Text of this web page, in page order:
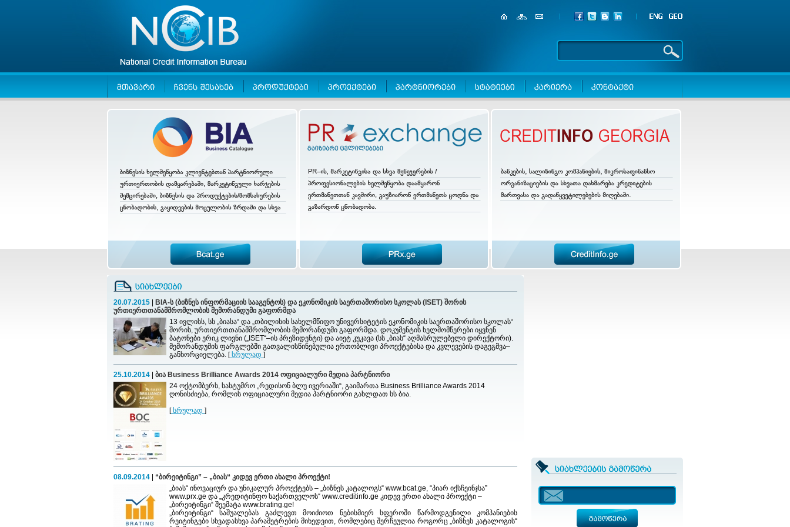
20.07.2015
BIA-ს (ბიზნეს ინფორმაციის სააგენტოს) და ეკონომიკის საერთაშორისო სკოლას (ISET) შორის
ურთიერთთანამშრომლობის მემორანდუმი გაფორმდა
13 ივლისს, სს „ბიასა“ და „თბილისის სახელმწიფო უნივერსიტეტის ეკონომიკის საერთაშორისო სკოლას“
შორის, ურთიერთთანამშრომლობის მემორანდუმი გაფორმდა. დოკუმენტის ხელმომწერები იყვნენ
ბატონები ერიკ ლივნი („ISET“–ის პრეზიდენტი) და აიეტ კუკავა (სს „ბიას“ აღმასრულებელი დირექტორი).
მემორანდუმის ფარგლებში გათვალისწინებულია ერთობლივი პროექტებისა და კვლევების დაგეგმვა–
განხორციელება. [სრულად ]
25.10.2014
ბია Business Brilliance Awards 2014 ოფიციალური მედია პარტნიორი
24 ოქტომბერს, სასტუმრო „რედისონ ბლუ ივერიაში“, გაიმართა Business Brilliance Awards 2014
ღონისძიება, რომლის ოფიციალური მედია პარტნიორი გახლდათ სს ბია.
[სრულად ]
08.09.2014
“ბირეიტინგი” – „ბიას“ კიდევ ერთი ახალი პროექტი!
„ბიას“ ინოვაციურ და უნიკალურ პროექტებს – „ბიზნეს კატალოგს“ www.bcat.ge, “პიარ იქსჩეინჯსა”
www.prx.ge და „კრედიტინფო საქართველოს“ www.creditinfo.ge კიდევ ერთი ახალი პროექტი –
„ბირეიტინგი“ შეემატა www.brating.ge!
„ბირეიტინგი“ საშუალებას გაძლევთ მოიძიოთ ნებისმიერ სფეროში წარმოდგენილი კომპანიების
რეიტინგები სხვადასხვა პარამეტრების მიხედვით, რომლებიც შერჩეულია როგორც „ბიზნეს კატალოგის“